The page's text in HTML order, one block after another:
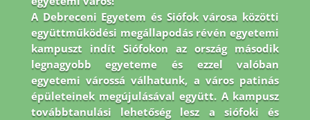
A Debreceni Egyetem és Siófok városa közötti
együttműködési megállapodás révén egyetemi
kampuszt indít Siófokon az ország második
legnagyobb egyeteme és ezzel valóban
egyetemi várossá válhatunk, a város patinás
épületeinek megújulásával együtt. A kampusz
továbbtanulási lehetőség lesz a siófoki és